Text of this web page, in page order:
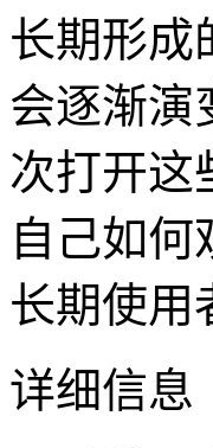
长期形成
会逐渐演
次打开这
自己如
长期使用
详细信息